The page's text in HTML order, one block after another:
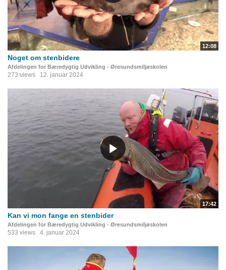
12:08
Noget om stenbidere
Afdelingen for Bæredygtig Udvikling - Øresundsmiljøskolen
273 views 12. januar 2024
17:42
Kan vi mon fange en stenbider
Afdelingen for Bæredygtig Udvikling - Øresundsmiljøskolen
533 views 4. januar 2024